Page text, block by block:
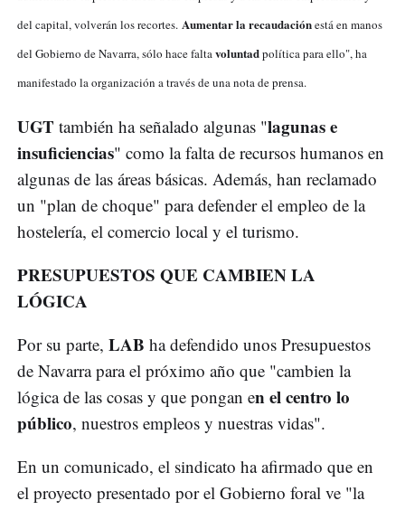
del capital, volverán los recortes. Aumentar la recaudaciónestá en manos
del Gobierno de Navarra, sólo hace faltavoluntadpolítica para ello", ha
manifestado la organización a través de una nota de prensa.
UGT también ha señalado algunas "lagunas e
insuficiencias" como la falta de recursos humanos en
algunas de las áreas básicas. Además, han reclamado
un "plan de choque" para defender el empleo de la
hostelería, el comercio local y el turismo.
PRESUPUESTOS QUE CAMBIEN LA
LÓGICA
Por su parte, LAB ha defendido unos Presupuestos
de Navarra para el próximo año que "cambien la
lógica de las cosas y que pongan en el centro lo
público, nuestros empleos y nuestras vidas".
En un comunicado, el sindicato ha afirmado que en
el proyecto presentado por el Gobierno foral ve "la